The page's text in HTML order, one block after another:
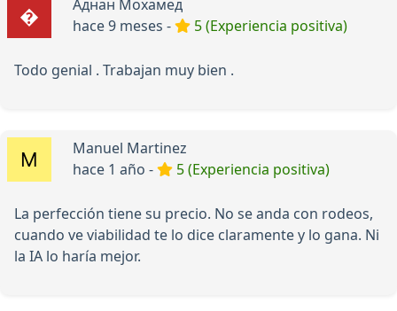
Аднан Мохамед
hace 9 meses -
5 (Experiencia positiva)
Todo genial . Trabajan muy bien .
Manuel Martinez
hace 1 año -
5 (Experiencia positiva)
La perfección tiene su precio. No se anda con rodeos,
cuando ve viabilidad te lo dice claramente y lo gana. Ni
la IA lo haría mejor.